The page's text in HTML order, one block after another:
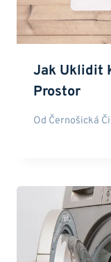
Jak Uklidit
Prostor
Od Černošická